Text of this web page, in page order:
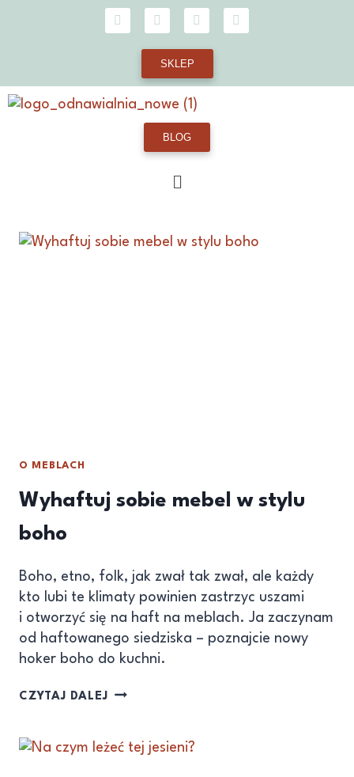
SKLEP
BLOG
O MEBLACH
Wyhaftuj sobie mebel w stylu
boho
Boho, etno, folk, jak zwał tak zwał, ale każdy
kto lubi te klimaty powinien zastrzyc uszami
i otworzyć się na haft na meblach. Ja zaczynam
od haftowanego siedziska – poznajcie nowy
hoker boho do kuchni.
CZYTAJ DALEJ